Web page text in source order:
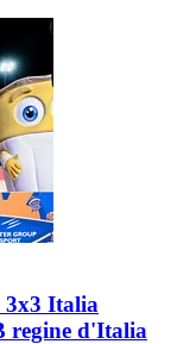
3x3 Italia
regine d'Italia